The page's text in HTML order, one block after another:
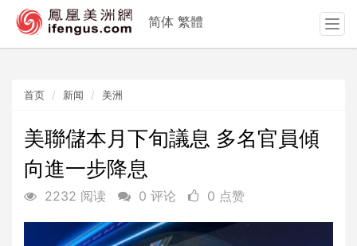
首页 新闻 美洲
美聯儲本月下旬議息 多名官員傾
向進一步降息
2232 阅读 0 评论 0 点赞
简体 繁體
T
o
a